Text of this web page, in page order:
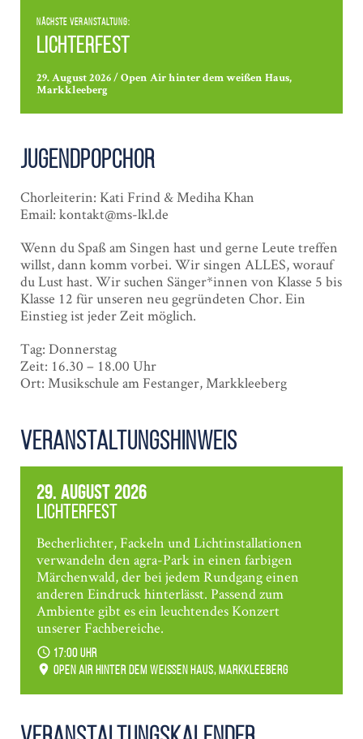
Nächste Veranstaltung:
Lichterfest
29. August 2026 / Open Air hinter dem weißen Haus,
Markkleeberg
JugendPOPChor
Chorleiterin: Kati Frind & Mediha Khan
Email: kontakt@ms-lkl.de
Wenn du Spaß am Singen hast und gerne Leute treffen
willst, dann komm vorbei. Wir singen ALLES, worauf
du Lust hast. Wir suchen Sänger*innen von Klasse 5 bis
Klasse 12 für unseren neu gegründeten Chor. Ein
Einstieg ist jeder Zeit möglich.
Tag: Donnerstag
Zeit: 16.30 – 18.00 Uhr
Ort: Musikschule am Festanger, Markkleeberg
Veranstaltungshinweis
29. August 2026
Lichterfest
Becherlichter, Fackeln und Lichtinstallationen
verwandeln den agra-Park in einen farbigen
Märchenwald, der bei jedem Rundgang einen
anderen Eindruck hinterlässt. Passend zum
Ambiente gibt es ein leuchtendes Konzert
unserer Fachbereiche.
17:00 Uhr
Open Air hinter dem weißen Haus, Markkleeberg